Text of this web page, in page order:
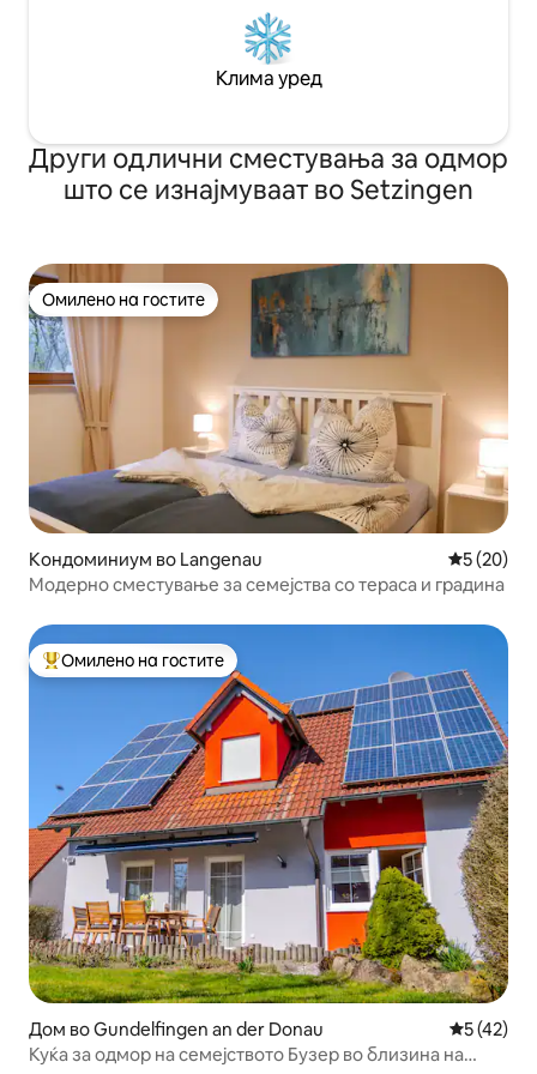
Клима уред
Други одлични сместувања за одмор
што се изнајмуваат во Setzingen
Омилено на гостите
Омилено на гостите
Кондоминиум во Langenau Просечна
5 (20)
Модерно сместување за семејства со тераса и градина
Меѓу најуспешните „Омилени на гостите“
Омилено на гостите
Дом во Gundelfingen an der Donau Просечна
5 (42)
Куќа за одмор на семејството Бузер во близина на